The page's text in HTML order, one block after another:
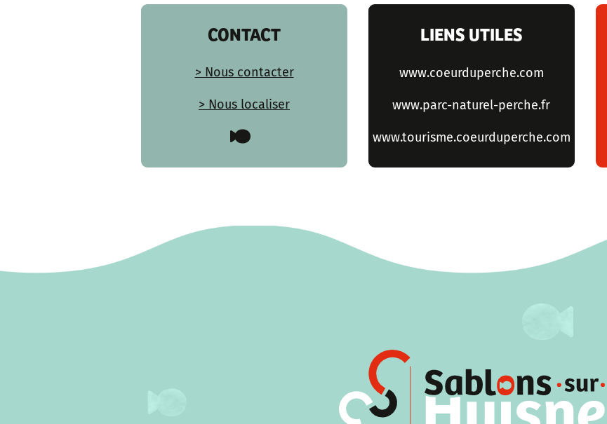
CONTACT
> Nous contacter
> Nous localiser
LIENS UTILES
www.coeurduperche.com
www.parc-naturel-perche.fr
www.tourisme.coeurduperche.com